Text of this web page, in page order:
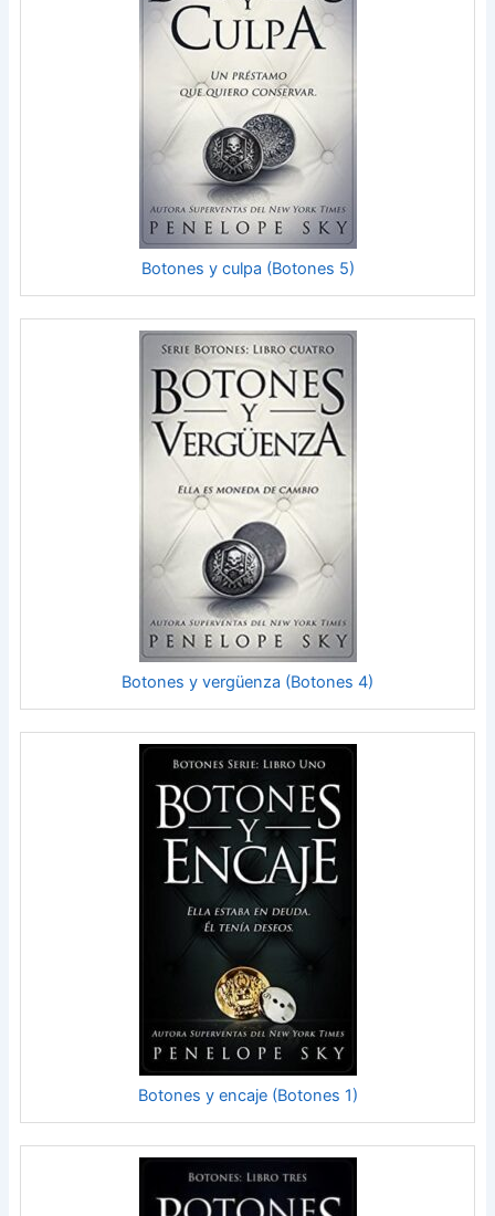
Botones y culpa (Botones 5)
Botones y vergüenza (Botones 4)
Botones y encaje (Botones 1)